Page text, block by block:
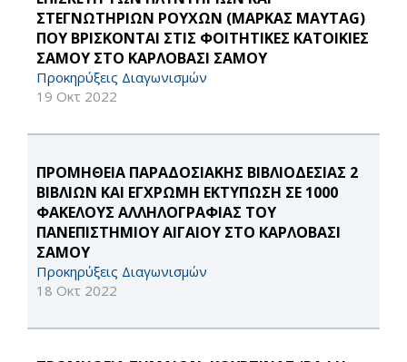
ΣΤΕΓΝΩΤΗΡΙΩΝ ΡΟΥΧΩΝ (ΜΑΡΚΑΣ MAYTAG)
ΠΟΥ ΒΡΙΣΚΟΝΤΑΙ ΣΤΙΣ ΦΟΙΤΗΤΙΚΕΣ ΚΑΤΟΙΚΙΕΣ
ΣΑΜΟΥ ΣΤΟ ΚΑΡΛΟΒΑΣΙ ΣΑΜΟΥ
Προκηρύξεις Διαγωνισμών
19 Οκτ 2022
ΠΡΟΜΗΘΕΙΑ ΠΑΡΑΔΟΣΙΑΚΗΣ ΒΙΒΛΙΟΔΕΣΙΑΣ 2
ΒΙΒΛΙΩΝ ΚΑΙ ΕΓΧΡΩΜΗ ΕΚΤΥΠΩΣΗ ΣΕ 1000
ΦΑΚΕΛΟΥΣ ΑΛΛΗΛΟΓΡΑΦΙΑΣ ΤΟΥ
ΠΑΝΕΠΙΣΤΗΜΙΟΥ ΑΙΓΑΙΟΥ ΣΤΟ ΚΑΡΛΟΒΑΣΙ
ΣΑΜΟΥ
Προκηρύξεις Διαγωνισμών
18 Οκτ 2022